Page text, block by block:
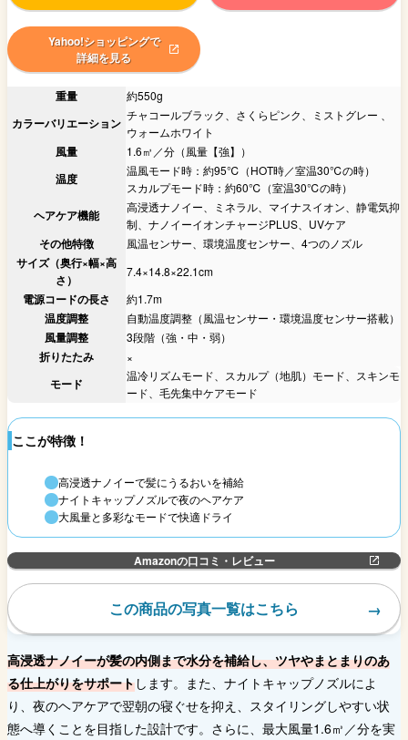
Yahoo!ショッピングで
詳細を見る
重量 約550g
カラーバリエーション
チャコールブラック、さくらピンク、ミストグレー 、
ウォームホワイト
風量 1.6㎥／分（風量【強】）
温度
温風モード時：約95℃（HOT時／室温30℃の時）
スカルプモード時：約60℃（室温30℃の時）
ヘアケア機能
高浸透ナノイー、ミネラル、マイナスイオン、静電気抑
制、ナノイーイオンチャージPLUS、UVケア
その他特徴 風温センサー、環境温度センサー、4つのノズル
サイズ（奥行×幅×高
さ）
7.4×14.8×22.1cm
電源コードの長さ 約1.7m
温度調整 自動温度調整（風温センサー・環境温度センサー搭載）
風量調整 3段階（強・中・弱）
折りたたみ ×
モード
温冷リズムモード、スカルプ（地肌）モード、スキンモ
ード、毛先集中ケアモード
ここが特徴！
高浸透ナノイーで髪にうるおいを補給
ナイトキャップノズルで夜のヘアケア
大風量と多彩なモードで快適ドライ
Amazonの口コミ・レビュー
この商品の写真一覧はこちら
高浸透ナノイーが髪の内側まで水分を補給し、ツヤやまとまりのあ
る仕上がりをサポートします。また、ナイトキャップノズルによ
り、夜のヘアケアで翌朝の寝ぐせを抑え、スタイリングしやすい状
態へ導くことを目指した設計です。さらに、最大風量1.6㎥／分を実